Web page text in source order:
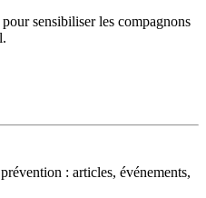
sensibiliser les compagnons
: articles, événements,